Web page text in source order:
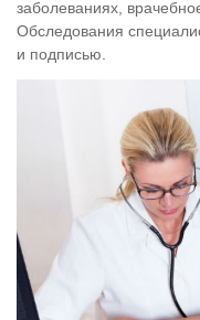
заболеваниях,
Обследования
и подписью.